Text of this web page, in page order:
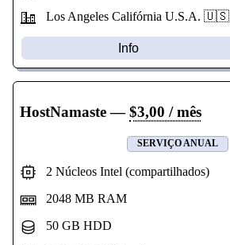
Los Angeles Califórnia U.S.A. 🇺🇸
Info
HostNamaste—$3,00 / mês
SERVIÇO ANUAL
2 Núcleos Intel (compartilhados)
2048 MB RAM
50 GB HDD